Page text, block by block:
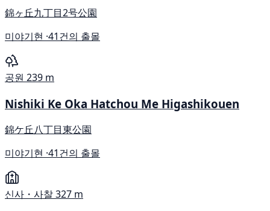
錦ヶ丘九丁目2号公園
미야기현 ·41건의 출몰
공원 239 m
Nishiki Ke Oka Hatchou Me Higashikouen
錦ケ丘八丁目東公園
미야기현 ·41건의 출몰
신사・사찰327 m